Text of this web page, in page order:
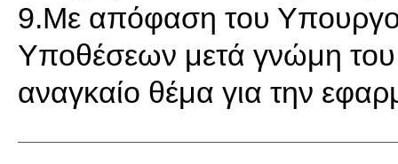
9.Με απόφαση του
Υποθέσεων μετά γνώμη
αναγκαίο θέμα για την